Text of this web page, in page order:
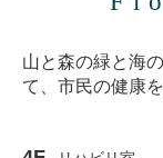
山と森の緑と海
て、市民の健康